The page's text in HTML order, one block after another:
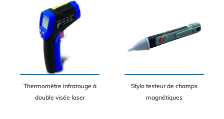
Thermomètre infrarouge à
double visée laser
Stylo testeur de champs
magnétiques